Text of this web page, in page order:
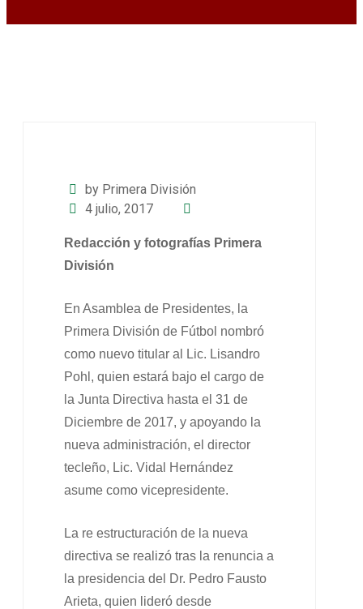
by Primera División
4 julio, 2017
Redacción y fotografías Primera
División
En Asamblea de Presidentes, la
Primera División de Fútbol nombró
como nuevo titular al Lic. Lisandro
Pohl, quien estará bajo el cargo de
la Junta Directiva hasta el 31 de
Diciembre de 2017, y apoyando la
nueva administración, el director
tecleño, Lic. Vidal Hernández
asume como vicepresidente.
La re estructuración de la nueva
directiva se realizó tras la renuncia a
la presidencia del Dr. Pedro Fausto
Arieta, quien lideró desde